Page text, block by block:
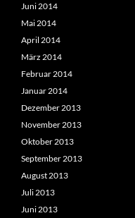
Juni 2014
Mai 2014
April 2014
März 2014
Februar 2014
Januar 2014
Dezember 2013
November 2013
Oktober 2013
September 2013
August 2013
Juli 2013
Juni 2013